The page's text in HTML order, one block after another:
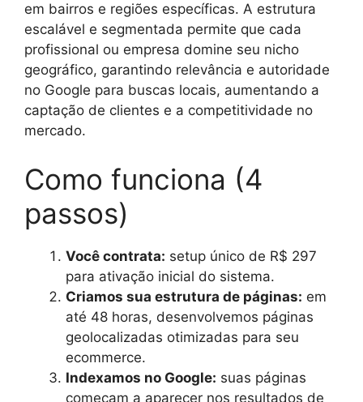
em bairros e regiões específicas. A estrutura
escalável e segmentada permite que cada
profissional ou empresa domine seu nicho
geográfico, garantindo relevância e autoridade
no Google para buscas locais, aumentando a
captação de clientes e a competitividade no
mercado.
Como funciona (4
passos)
Você contrata: setup único de R$ 297
para ativação inicial do sistema.
Criamos sua estrutura de páginas: em
até 48 horas, desenvolvemos páginas
geolocalizadas otimizadas para seu
ecommerce.
Indexamos no Google: suas páginas
começam a aparecer nos resultados de